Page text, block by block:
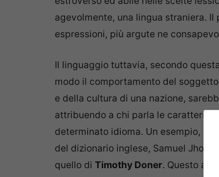
agevolmente, una lingua straniera.
espressioni, più argute ne
Il linguaggio tuttavia, secondo
modo il comportamento del
e della cultura di una nazione,
attribuendo a chi parla le
determinato idioma. Un esempio,
del dizionario inglese, Samuel
quello di Timothy Doner. Questo